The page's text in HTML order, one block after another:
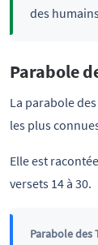
des
Parabole
La parabole
les plus
Elle est
versets 14 à 30.
Parabole